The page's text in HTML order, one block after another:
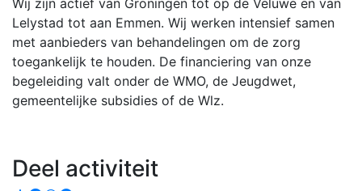
Lelystad tot aan Emmen. Wij werken intensief samen
met aanbieders van behandelingen om de zorg
toegankelijk te houden. De financiering van onze
begeleiding valt onder de WMO, de Jeugdwet,
gemeentelijke subsidies of de Wlz.
Deel activiteit